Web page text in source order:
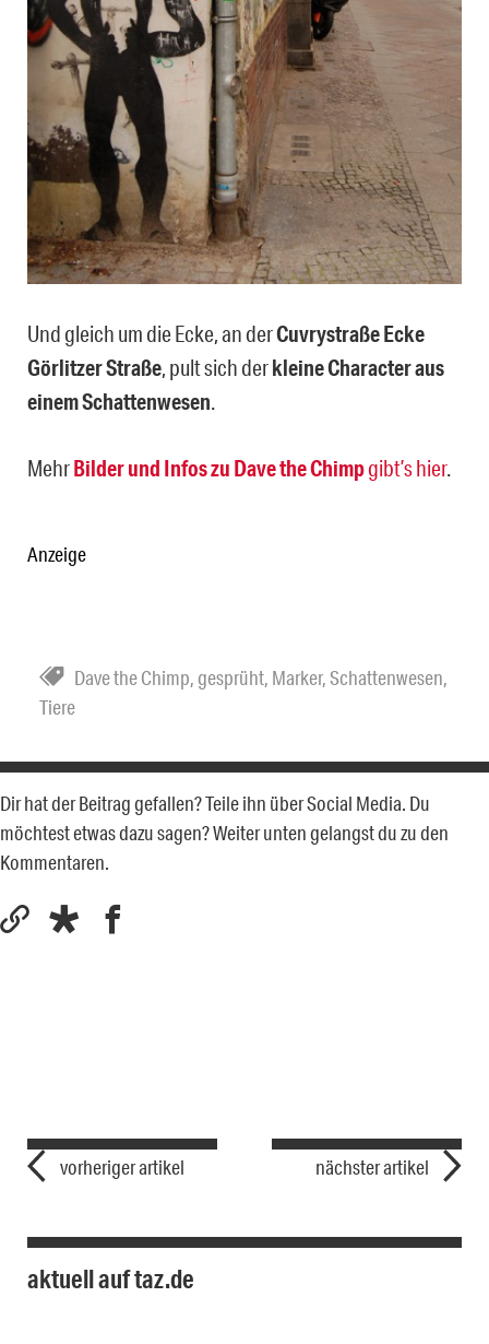
Und gleich um die Ecke, an derCuvrystraße Ecke
Görlitzer Straße , pult sich derkleine Character aus
einem Schattenwesen
MehrBilder und Infoszu Dave the Chimpgibt’s hier.
Anzeige
Dave the Chimp, gesprüht, Marker,Schattenwesen,
Tiere
Dir hat der Beitrag gefallen? Teile ihn über Social Media. Du
möchtest etwas dazu sagen? Weiter unten gelangst du zu den
Kommentaren.
vorheriger artikel nächster artikel
aktuell auf taz.de